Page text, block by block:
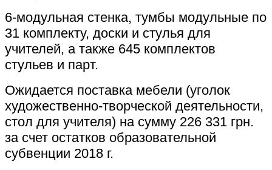
6-модульная стенка, тумбы модульные по
31 комплекту, доски и стулья для
учителей, а также 645 комплектов
стульев и парт.
Ожидается поставка мебели (уголок
художественно-творческой деятельности,
стол для учителя) на сумму 226 331 грн.
за счет остатков образовательной
субвенции 2018 г.